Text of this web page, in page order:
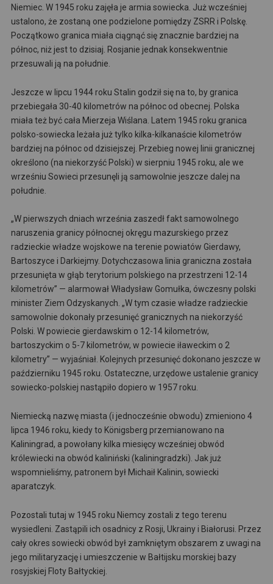
Niemiec. W 1945 roku zajęła je armia sowiecka. Już wcześniej
ustalono, że zostaną one podzielone pomiędzy ZSRR i Polskę.
Początkowo granica miała ciągnąć się znacznie bardziej na
północ, niż jest to dzisiaj. Rosjanie jednak konsekwentnie
przesuwali ją na południe.
Jeszcze w lipcu 1944 roku Stalin godził się na to, by granica
przebiegała 30-40 kilometrów na północ od obecnej. Polska
miała też być cała Mierzeja Wiślana. Latem 1945 roku granica
polsko-sowiecka leżała już tylko kilka-kilkanaście kilometrów
bardziej na północ od dzisiejszej. Przebieg nowej linii granicznej
określono (na niekorzyść Polski) w sierpniu 1945 roku, ale we
wrześniu Sowieci przesunęli ją samowolnie jeszcze dalej na
południe.
„W pierwszych dniach września zaszedł fakt samowolnego
naruszenia granicy północnej okręgu mazurskiego przez
radzieckie władze wojskowe na terenie powiatów Gierdawy,
Bartoszyce i Darkiejmy. Dotychczasowa linia graniczna została
przesunięta w głąb terytorium polskiego na przestrzeni 12-14
kilometrów” — alarmował Władysław Gomułka, ówczesny polski
minister Ziem Odzyskanych. „W tym czasie władze radzieckie
samowolnie dokonały przesunięć granicznych na niekorzyść
Polski. W powiecie gierdawskim o 12-14 kilometrów,
bartoszyckim o 5-7 kilometrów, w powiecie iławeckim o 2
kilometry” — wyjaśniał. Kolejnych przesunięć dokonano jeszcze w
październiku 1945 roku. Ostateczne, urzędowe ustalenie granicy
sowiecko-polskiej nastąpiło dopiero w 1957 roku.
Niemiecką nazwę miasta (i jednocześnie obwodu) zmieniono 4
lipca 1946 roku, kiedy to Königsberg przemianowano na
Kaliningrad, a powołany kilka miesięcy wcześniej obwód
królewiecki na obwód kaliniński (kaliningradzki). Jak już
wspomnieliśmy, patronem był Michaił Kalinin, sowiecki
aparatczyk.
Pozostali tutaj w 1945 roku Niemcy zostali z tego terenu
wysiedleni. Zastąpili ich osadnicy z Rosji, Ukrainy i Białorusi. Przez
cały okres sowiecki obwód był zamkniętym obszarem z uwagi na
jego militaryzację i umieszczenie w Bałtijsku morskiej bazy
rosyjskiej Floty Bałtyckiej.